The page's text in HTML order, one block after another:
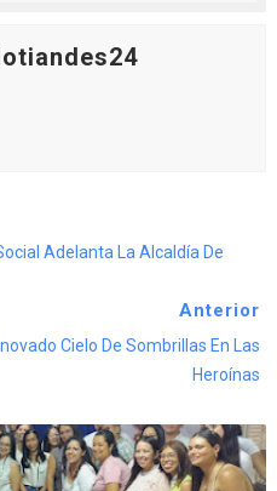
Adelanta La Alcaldía De
Anterior
Cielo De Sombrillas En Las
Heroínas